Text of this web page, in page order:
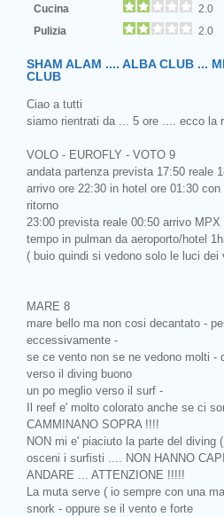
Cucina
2.0
Pulizia
2.0
SHAM ALAM .... ALBA CLUB ...
CLUB
Ciao a tutti
siamo rientrati da ... 5 ore .... ecco la
VOLO - EUROFLY - VOTO 9
andata partenza prevista 17:50 reale
arrivo ore 22:30 in hotel ore 01:30 con
ritorno
23:00 prevista reale 00:50 arrivo MPX
tempo in pulman da aeroporto/hotel
( buio quindi si vedono solo le luci dei
MARE 8
mare bello ma non cosi decantato -
eccessivamente -
se ce vento non se ne vedono molti -
verso il diving buono
un po meglio verso il surf -
Il reef e' molto colorato anche se ci
CAMMINANO SOPRA !!!!
NON mi e' piaciuto la parte del diving
osceni i surfisti .... NON HANNO
ANDARE ... ATTENZIONE !!!!!
La muta serve ( io sempre con una
snork - oppure se il vento e forte